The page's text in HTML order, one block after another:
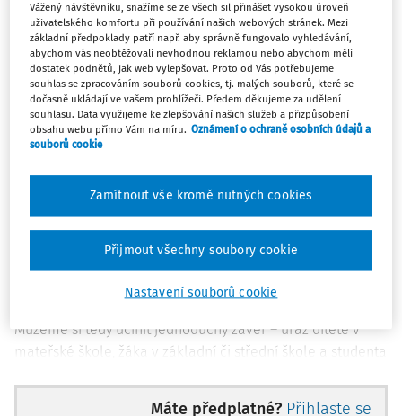
Dále je zde stanoveno, že příslušná právnická osoba
vykonávající činnost školy odpovídá žákům středních škol,
konzervatoří a jazykových škol s právem státní jazykové
zkoušky a studentům vyšších odborných škol za škodu,
která jim vznikla porušením právních povinností nebo
úrazem při teoretickém a praktickém vyučování ve škole
nebo v přímé souvislosti s ním.
A v neposlední řadě je stanoveno, že příslušná vysoká
škola odpovídá studentům vysokých škol za škodu, která
jim vznikla porušením právních povinností nebo úrazem
při studiu nebo praxi ve studijním programu
uskutečňovaném vysokou školou nebo v přímé souvislosti
Můžeme si tedy učinit jednoduchý závěr – úraz dítěte v
mateřské škole, žáka v základní či střední škole a studenta
jako úrazy pracovní, tedy podle
zákoníku práce
Máte předplatné? Přihlaste se
Vážený návštěvníku, snažíme se ze všech sil přinášet vysokou úroveň
uživatelského komfortu při používání našich webových stránek. Mezi
základní předpoklady patří např. aby správně fungovalo vyhledávání,
abychom vás neobtěžovali nevhodnou reklamou nebo abychom měli
dostatek podnětů, jak web vylepšovat. Proto od Vás potřebujeme
souhlas se zpracováním souborů cookies, tj. malých souborů, které se
dočasně ukládají ve vašem prohlížeči. Předem děkujeme za udělení
souhlasu. Data využijeme ke zlepšování našich služeb a přizpůsobení
obsahu webu přímo Vám na míru. Oznámení o ochraně osobních údajů a
souborů cookie
Nastavení souborů cookie
Zamítnout vše kromě nutných cookies
Přijmout všechny soubory cookie